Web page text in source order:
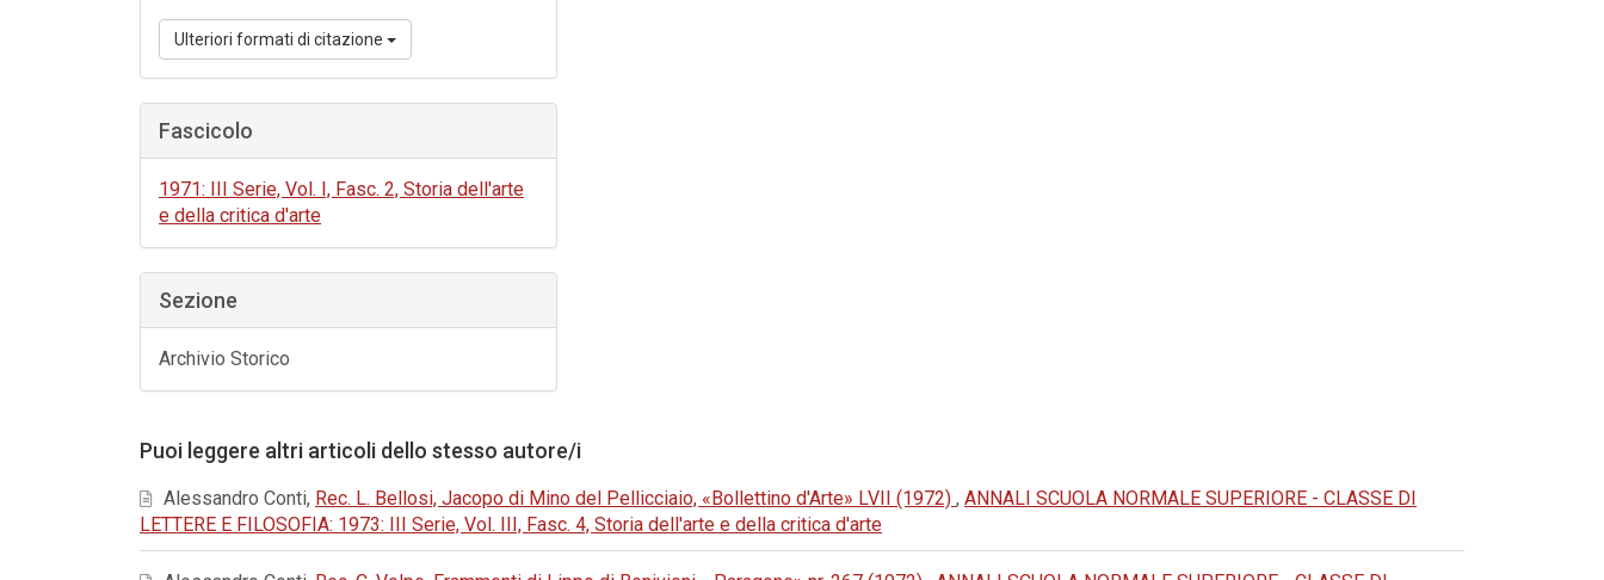
Ulteriori formati di citazione
Fascicolo
1971: III Serie, Vol. I, Fasc. 2, Storia dell'arte
e della critica d'arte
Sezione
Archivio Storico
Puoi leggere altri articoli dello stesso autore/i
Alessandro Conti, Rec. L. Bellosi, Jacopo di Mino del Pellicciaio, «Bollettino d'Arte» LVII (1972) , ANNALI SCUOLA NORMALE SUPERIORE - CLASSE DI
LETTERE E FILOSOFIA: 1973: III Serie, Vol. III, Fasc. 4, Storia dell'arte e della critica d'arte